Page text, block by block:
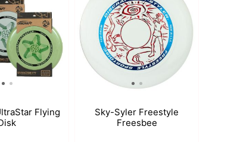
Flying
Sky-Syler Freestyle
Freesbee